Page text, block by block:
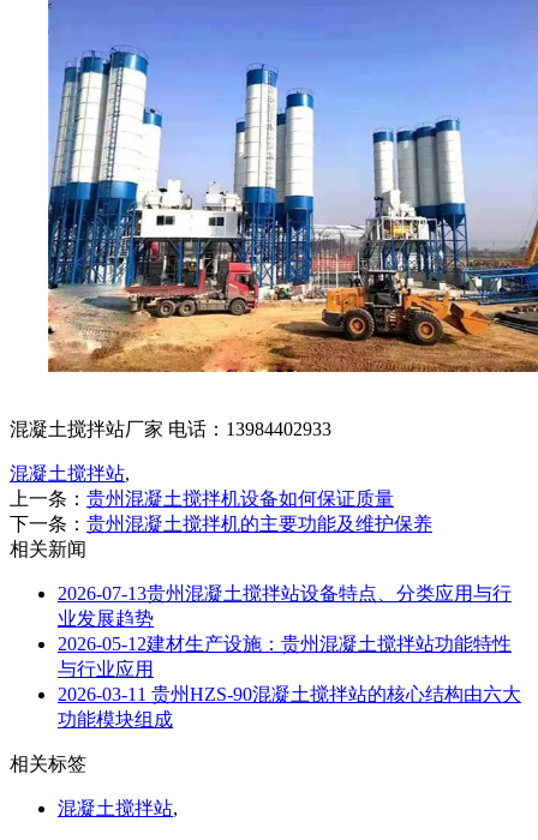
混凝土搅拌站厂家 电话：13984402933
混凝土搅拌站,
上一条： 贵州混凝土搅拌机设备如何保证质量
下一条： 贵州混凝土搅拌机的主要功能及维护保养
相关新闻
2026-07-13贵州混凝土搅拌站设备特点、分类应用与行
业发展趋势
2026-05-12建材生产设施：贵州混凝土搅拌站功能特性
与行业应用
2026-03-11 贵州HZS-90混凝土搅拌站的核心结构由六大
功能模块组成
相关标签
混凝土搅拌站,